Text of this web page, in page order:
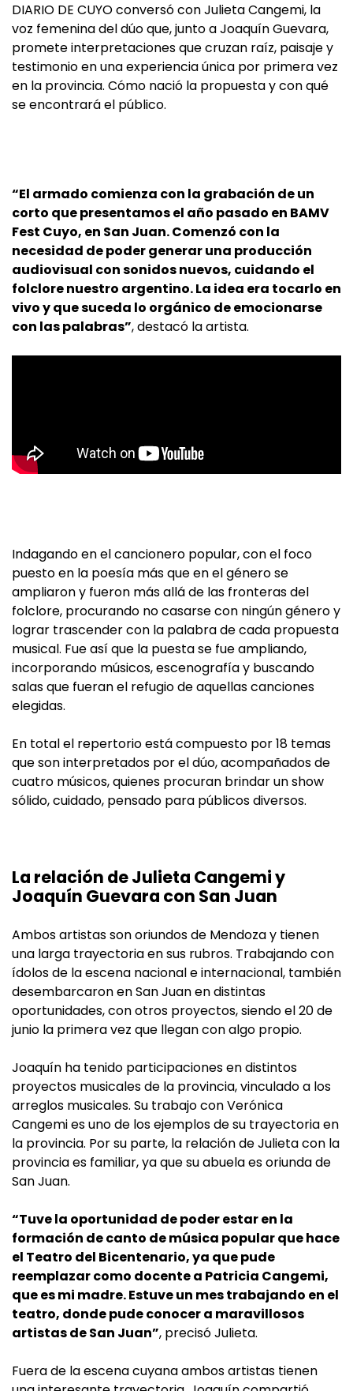
DIARIO DE CUYO conversó con Julieta Cangemi, la
voz femenina del dúo que, junto a Joaquín Guevara,
promete interpretaciones que cruzan raíz, paisaje y
testimonio en una experiencia única por primera vez
en la provincia. Cómo nació la propuesta y con qué
se encontrará el público.
“El armado comienza con la grabación de un
corto que presentamos el año pasado en BAMV
Fest Cuyo, en San Juan. Comenzó con la
necesidad de poder generar una producción
audiovisual con sonidos nuevos, cuidando el
folclore nuestro argentino. La idea era tocarlo en
vivo y que suceda lo orgánico de emocionarse
con las palabras”, destacó la artista.
Indagando en el cancionero popular, con el foco
puesto en la poesía más que en el género se
ampliaron y fueron más allá de las fronteras del
folclore, procurando no casarse con ningún género y
lograr trascender con la palabra de cada propuesta
musical. Fue así que la puesta se fue ampliando,
incorporando músicos, escenografía y buscando
salas que fueran el refugio de aquellas canciones
elegidas.
En total el repertorio está compuesto por 18 temas
que son interpretados por el dúo, acompañados de
cuatro músicos, quienes procuran brindar un show
sólido, cuidado, pensado para públicos diversos.
La relación de Julieta Cangemi y
Joaquín Guevara con San Juan
Ambos artistas son oriundos de Mendoza y tienen
una larga trayectoria en sus rubros. Trabajando con
ídolos de la escena nacional e internacional, también
desembarcaron en San Juan en distintas
oportunidades, con otros proyectos, siendo el 20 de
junio la primera vez que llegan con algo propio.
Joaquín ha tenido participaciones en distintos
proyectos musicales de la provincia, vinculado a los
arreglos musicales. Su trabajo con Verónica
Cangemi es uno de los ejemplos de su trayectoria en
la provincia. Por su parte, la relación de Julieta con la
provincia es familiar, ya que su abuela es oriunda de
San Juan.
“Tuve la oportunidad de poder estar en la
formación de canto de música popular que hace
el Teatro del Bicentenario, ya que pude
reemplazar como docente a Patricia Cangemi,
que es mi madre. Estuve un mes trabajando en el
teatro, donde pude conocer a maravillosos
artistas de San Juan”, precisó Julieta.
Fuera de la escena cuyana ambos artistas tienen